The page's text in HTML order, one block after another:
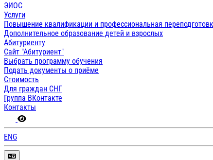
ЭИОС
Услуги
Повышение квалификации и профессиональная
Дополнительное образование детей и взрослых
Абитуриенту
Сайт "Абитуриент"
Выбрать программу обучения
Подать документы о приёме
Стоимость
Для граждан СНГ
Группа ВКонтакте
Контакты
ENG